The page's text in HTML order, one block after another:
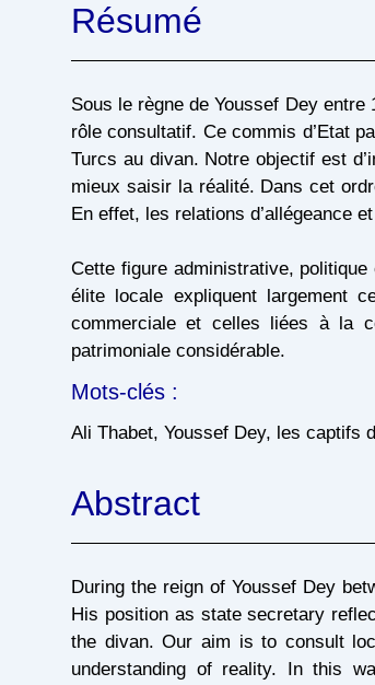
Résumé
Sous le règne de Youssef Dey
rôle consultatif. Ce commis d’Etat
Turcs au divan. Notre objectif est
mieux saisir la réalité. Dans cet
En effet, les relations d’allégeance
Cette figure administrative, politique
élite locale expliquent largement
commerciale et celles liées à la
patrimoniale considérable.
Mots-clés :​
Ali Thabet, Youssef Dey, les captifs
Abstract
During the reign of Youssef Dey
His position as state secretary
the divan. Our aim is to consult
understanding of reality. In this